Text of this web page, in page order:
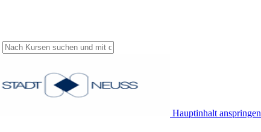
Hauptinhalt anspringen